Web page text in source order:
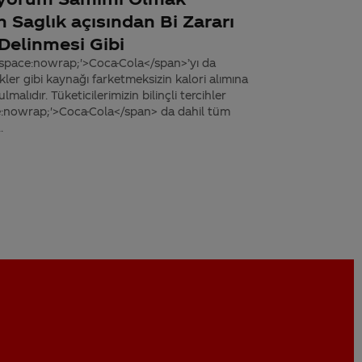
açısından Bi Zararı
Gibi
Cola</span>’yı da
gibi kaynağı farketmeksizin kalori alımına
Tüketicilerimizin bilinçli tercihler
Cola</span> da dahil tüm